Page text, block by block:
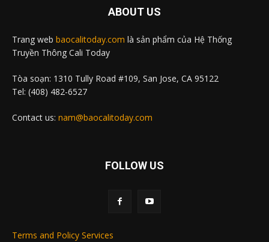
ABOUT US
Trang web baocalitoday.com là sản phẩm của Hệ Thống
Truyền Thông Cali Today
Tòa soạn: 1310 Tully Road #109, San Jose, CA 95122
Tel: (408) 482-6527
Contact us: nam@baocalitoday.com
FOLLOW US
Terms and Policy Services